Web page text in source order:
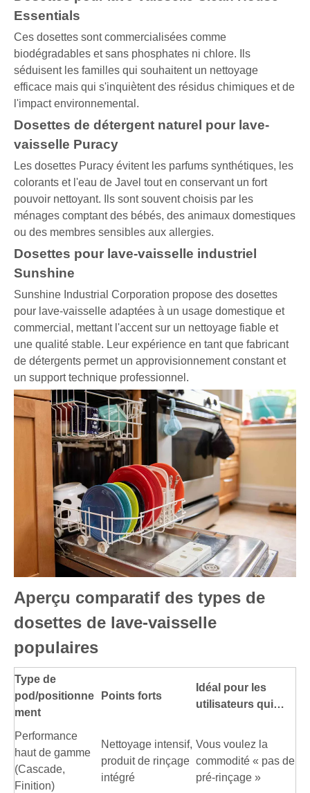
Essentials
Ces dosettes sont commercialisées comme
biodégradables et sans phosphates ni chlore. Ils
séduisent les familles qui souhaitent un nettoyage
efficace mais qui s'inquiètent des résidus chimiques et de
l'impact environnemental.
Dosettes de détergent naturel pour lave-
vaisselle Puracy
Les dosettes Puracy évitent les parfums synthétiques, les
colorants et l'eau de Javel tout en conservant un fort
pouvoir nettoyant. Ils sont souvent choisis par les
ménages comptant des bébés, des animaux domestiques
ou des membres sensibles aux allergies.
Dosettes pour lave-vaisselle industriel
Sunshine
Sunshine Industrial Corporation propose des dosettes
pour lave-vaisselle adaptées à un usage domestique et
commercial, mettant l'accent sur un nettoyage fiable et
une qualité stable. Leur expérience en tant que fabricant
de détergents permet un approvisionnement constant et
un support technique professionnel.
Aperçu comparatif des types de
dosettes de lave-vaisselle
populaires
Type de
pod/positionne
ment
Points forts
Idéal pour les
utilisateurs qui…
Performance
haut de gamme
(Cascade,
Finition)
Nettoyage intensif,
produit de rinçage
intégré
Vous voulez la
commodité « pas de
pré-rinçage »